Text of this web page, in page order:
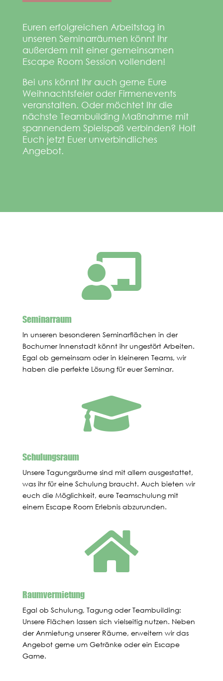
Euren erfolgreichen Arbeitstag in
unseren Seminarräumen könnt Ihr
außerdem mit einer gemeinsamen
Escape Room Session vollenden!
Bei uns könnt Ihr auch gerne Eure
Weihnachtsfeier oder Firmenevents
veranstalten. Oder möchtet Ihr die
nächste Teambuilding Maßnahme mit
spannendem Spielspaß verbinden? Holt
Euch jetzt Euer unverbindliches
Angebot.

Seminarraum
In unseren besonderen Seminarflächen in der
Bochumer Innenstadt könnt ihr ungestört Arbeiten.
Egal ob gemeinsam oder in kleineren Teams, wir
haben die perfekte Lösung für euer Seminar.

Schulungsraum
Unsere Tagungsräume sind mit allem ausgestattet,
was ihr für eine Schulung braucht. Auch bieten wir
euch die Möglichkeit, eure Teamschulung mit
einem Escape Room Erlebnis abzurunden.

Raumvermietung
Egal ob Schulung, Tagung oder Teambuilding:
Unsere Flächen lassen sich vielseitig nutzen. Neben
der Anmietung unserer Räume, erweitern wir das
Angebot gerne um Getränke oder ein Escape
Game.